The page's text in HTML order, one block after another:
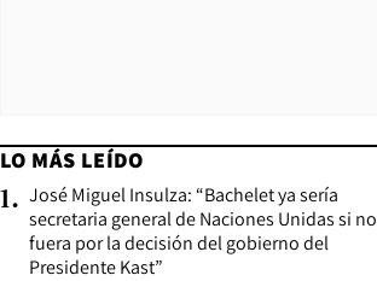
LO MÁS LEÍDO
1. José Miguel Insulza: “Bachelet ya sería
secretaria general de Naciones Unidas si no
fuera por la decisión del gobierno del
Presidente Kast”